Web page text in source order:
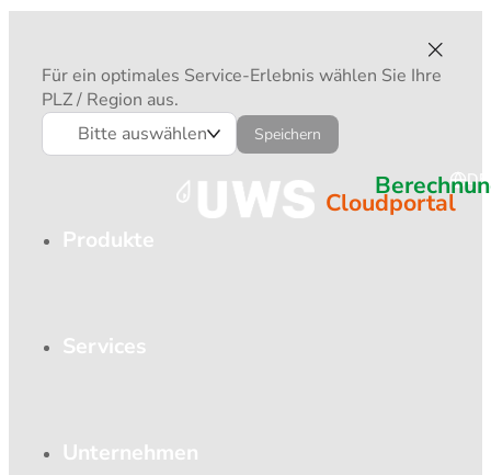
Für ein optimales Service-Erlebnis wählen Sie Ihre
PLZ / Region aus.
Bitte auswählen
Speichern
Produkte
Services
Unternehmen
Cloudportal
DE